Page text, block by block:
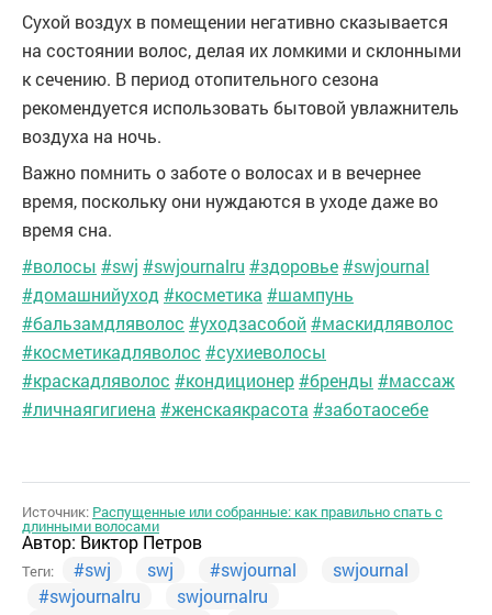
Сухой воздух в помещении негативно сказывается
на состоянии волос, делая их ломкими и склонными
к сечению. В период отопительного сезона
рекомендуется использовать бытовой увлажнитель
воздуха на ночь.
Важно помнить о заботе о волосах и в вечернее
время, поскольку они нуждаются в уходе даже во
время сна.
#волосы #swj #swjournalru #здоровье#swjournal
#домашнийуход #косметика #шампунь
#бальзамдляволос #уходзасобой #маскидляволос
#косметикадляволос #сухиеволосы
#краскадляволос #кондиционер#бренды #массаж
#личнаягигиена #женскаякрасота #заботаосебе
Источник: Распущенные или собранные: как правильно спать с
длинными волосами
Автор:Виктор Петров
Теги: #swj swj #swjournal
swjournal
#swjournalru
swjournalru